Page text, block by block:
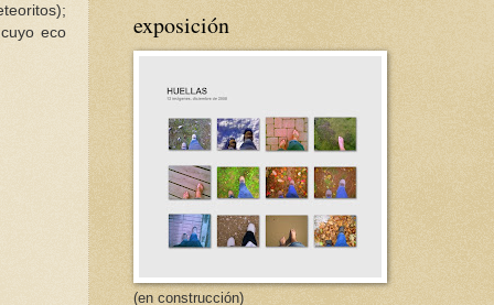
eco
exposición
(en construcción)